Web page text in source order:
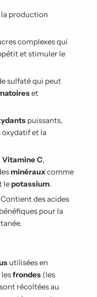
production
complexes qui
et stimuler le
sulfaté qui peut
et
puissants,
oxydatif et la
Vitamine C,
minérauxcomme
le potassium.
Contient des acides
pour la
utilisées en
frondes (les
récoltées au